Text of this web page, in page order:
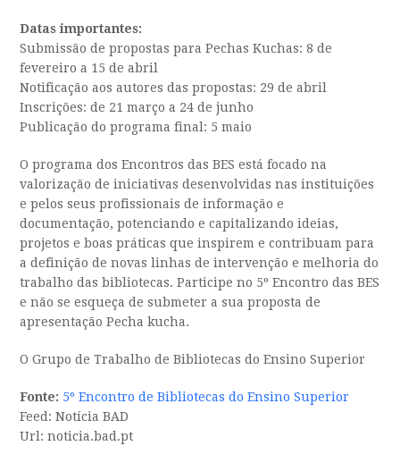
Datas importantes:
Submissão de propostas para Pechas Kuchas: 8 de
fevereiro a 15 de abril
Notificação aos autores das propostas: 29 de abril
Inscrições: de 21 março a 24 de junho
Publicação do programa final: 5 maio
O programa dos Encontros das BES está focado na
valorização de iniciativas desenvolvidas nas instituições
e pelos seus profissionais de informação e
documentação, potenciando e capitalizando ideias,
projetos e boas práticas que inspirem e contribuam para
a definição de novas linhas de intervenção e melhoria do
trabalho das bibliotecas. Participe no 5º Encontro das BES
e não se esqueça de submeter a sua proposta de
apresentação Pecha kucha.
O Grupo de Trabalho de Bibliotecas do Ensino Superior
Fonte: 5º Encontro de Bibliotecas do Ensino Superior
Feed: Notícia BAD
Url: noticia.bad.pt